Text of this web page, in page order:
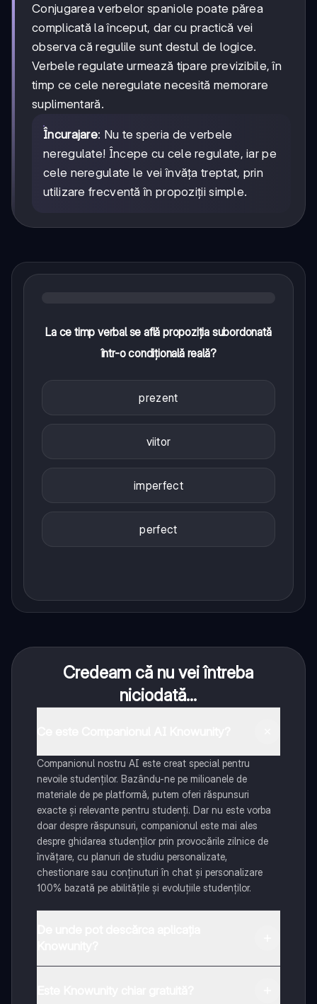
Conjugarea verbelor spaniole poate părea
complicată la început, dar cu practică vei
observa că regulile sunt destul de logice.
Verbele regulate urmează tipare previzibile, în
timp ce cele neregulate necesită memorare
suplimentară.
Încurajare: Nu te speria de verbele
neregulate! Începe cu cele regulate, iar pe
cele neregulate le vei învăța treptat, prin
utilizare frecventă în propoziții simple.
La ce timp verbal se află propoziția subordonată
într-o condițională reală?
prezent
viitor
imperfect
perfect
Credeam că nu vei întreba
niciodată...
Companionul nostru AI este creat special pentru
nevoile studenților. Bazându-ne pe milioanele de
materiale de pe platformă, putem oferi răspunsuri
exacte și relevante pentru studenți. Dar nu este vorba
doar despre răspunsuri, companionul este mai ales
despre ghidarea studenților prin provocările zilnice de
învățare, cu planuri de studiu personalizate,
chestionare sau conținuturi în chat și personalizare
100% bazată pe abilitățile și evoluțiile studenților.